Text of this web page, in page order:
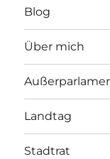
Blog
Über mich
Landtag
Stadtrat